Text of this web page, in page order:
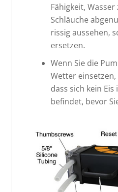
Fähigkeit,
Schläuche
rissig aussehen,
ersetzen.
Wenn Sie die
Wetter
dass sich kein
befindet, bevor